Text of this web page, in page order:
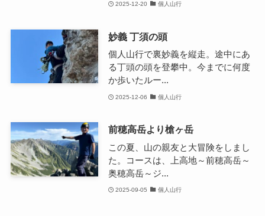
2025-12-20 個人山行
妙義 丁須の頭
個人山行で裏妙義を縦走。途中にあ
る丁頭の頭を登攀中。今までに何度
か歩いたルー...
2025-12-06 個人山行
前穂高岳より槍ヶ岳
この夏、山の親友と大冒険をしまし
た。コースは、上高地～前穂高岳～
奥穂高岳～ジ...
2025-09-05 個人山行